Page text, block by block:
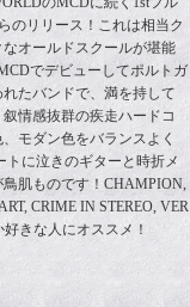
のリリース！これは相当ク
オールドスクールが堪能
でデビューしてポルトガ
たバンドで、満を持して
情感抜群の疾走ハードコ
モダン色をバランスよく
に泣きのギターと時折メ
肌ものです！CHAMPION,
CRIME IN STEREO, VER
きな人にオススメ！